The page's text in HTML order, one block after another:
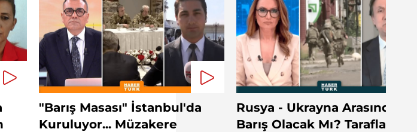
"Barış Masası" İstanbul'da
Kuruluyor... Müzakere
Rusya - Ukrayna Arasındaki
Barış Olacak Mı? Taraflar